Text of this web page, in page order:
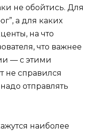
не обойтись. Для
а для каких
на что
что важнее
— с этими
не справился
отправлять
наиболее